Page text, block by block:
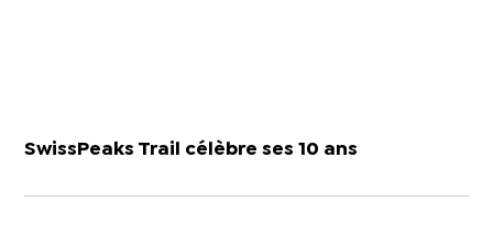
SwissPeaks Trail célèbre ses 10 ans